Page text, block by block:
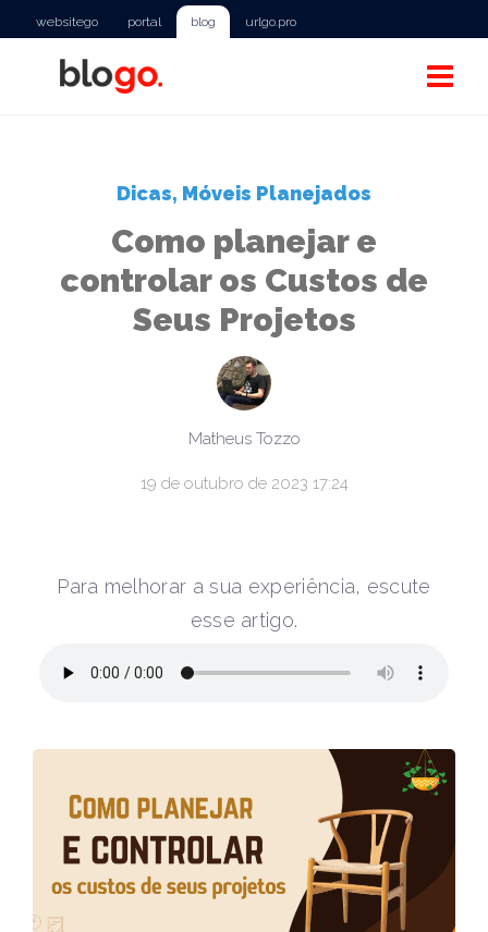
websitego portal blog urlgo.pro
Dicas, Móveis Planejados
Como planejar e
controlar os Custos de
Seus Projetos
Matheus Tozzo
19 de outubro de 2023 17:24
Para melhorar a sua experiência, escute
esse artigo.